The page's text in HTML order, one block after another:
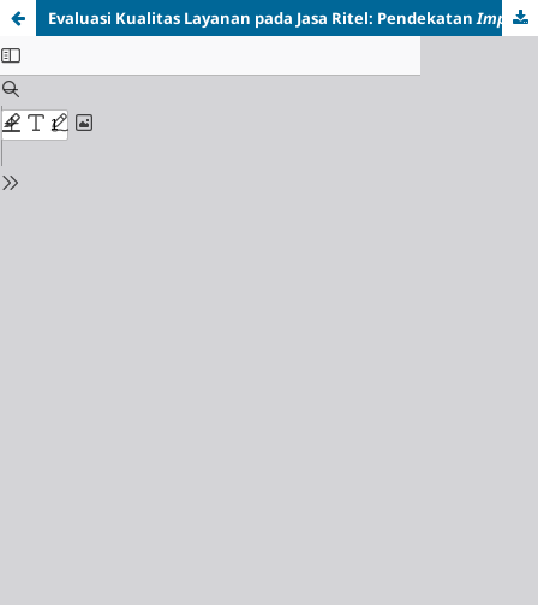
Evaluasi Kualitas Layanan pada Jasa Ritel: PendekatanImportance Performance Analysis